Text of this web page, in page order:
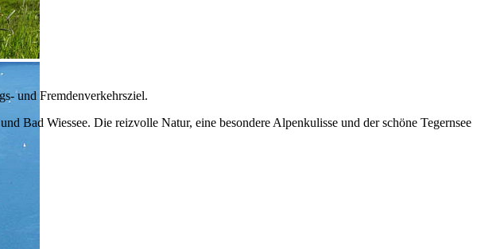
und Fremdenverkehrsziel.
Bad Wiessee. Die reizvolle Natur, eine besondere Alpenkulisse und der schöne Tegernsee